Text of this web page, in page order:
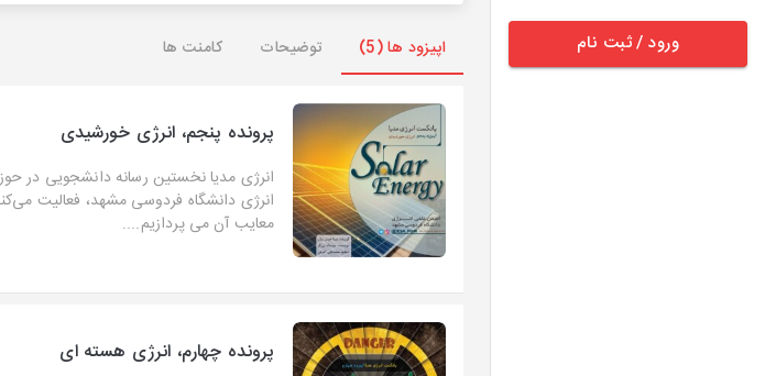
ورود / ثبت نام اپیزود ها (5) توضیحات کامنت ها
پرونده پنجم، انرژی خورشیدی
انرژی مدیا نخستین رسانه دانشجویی در
انرژی دانشگاه فردوسی مشهد، فعالیت
معایب آن می پردازیم....
پرونده چهارم، انرژی هسته ای